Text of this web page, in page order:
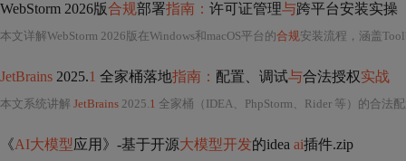
WebStorm 2026版合规部署指南： 许可证管理与跨平台安装实操
本文详解WebStorm 2026版在Windows和macOS平台的合规安装流程，涵盖Toolbox驱动机制、设备指纹验证、三层授权体系（设备/账户/
JetBrains 2025.1 全家桶落地指南： 配置、调试与合法授权实战
本文系统讲解 JetBrains 2025.1 全家桶（IDEA、PhpStorm、Rider 等）的合法
《AI大模型应用》-基于开源大模型开发的idea ai插件.zip